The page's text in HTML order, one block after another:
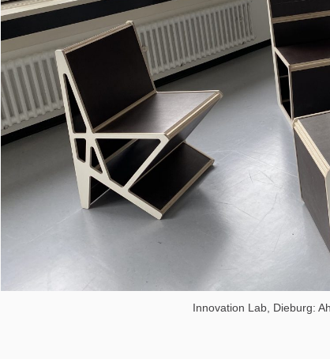
Innovation Lab, Dieburg: